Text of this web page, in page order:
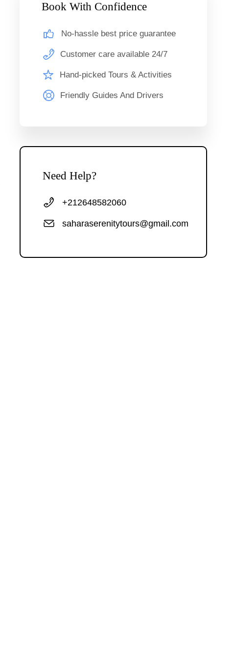
Book With Confidence
No-hassle best price guarantee
Customer care available 24/7
Hand-picked Tours & Activities
Friendly Guides And Drivers
Need Help?
+212648582060
saharaserenitytours@gmail.com